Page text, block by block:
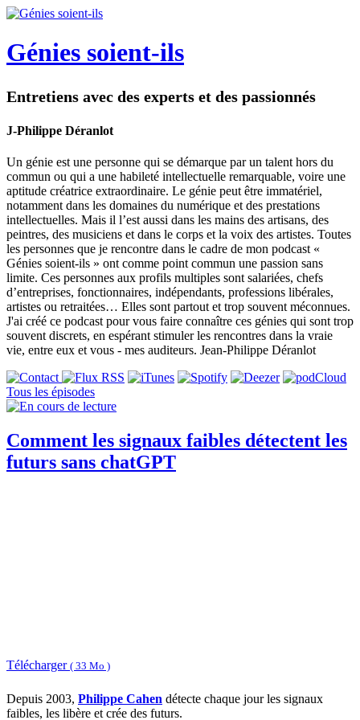
Génies soient-ils
Entretiens avec des experts et des passionnés
J-Philippe Déranlot
Un génie est une personne qui se démarque par un talent hors du
commun ou qui a une habileté intellectuelle remarquable, voire une
aptitude créatrice extraordinaire. Le génie peut être immatériel,
notamment dans les domaines du numérique et des prestations
intellectuelles. Mais il l’est aussi dans les mains des artisans, des
peintres, des musiciens et dans le corps et la voix des artistes. Toutes
les personnes que je rencontre dans le cadre de mon podcast «
Génies soient-ils » ont comme point commun une passion sans
limite. Ces personnes aux profils multiples sont salariées, chefs
d’entreprises, fonctionnaires, indépendants, professions libérales,
artistes ou retraitées… Elles sont partout et trop souvent méconnues.
J'ai créé ce podcast pour vous faire connaître ces génies qui sont trop
souvent discrets, en espérant stimuler les rencontres dans la vraie
vie, entre eux et vous - mes auditeurs. Jean-Philippe Déranlot
Tous les épisodes
Comment les signaux faibles détectent les
futurs sans chatGPT
Télécharger ( 33 Mo )
Depuis 2003, Philippe Cahen détecte chaque jour les signaux
faibles, les libère et crée des futurs.